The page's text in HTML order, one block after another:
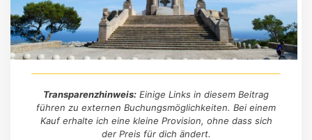
Transparenzhinweis: Einige Links in diesem Beitrag
führen zu externen Buchungsmöglichkeiten. Bei einem
Kauf erhalte ich eine kleine Provision, ohne dass sich
der Preis für dich ändert.